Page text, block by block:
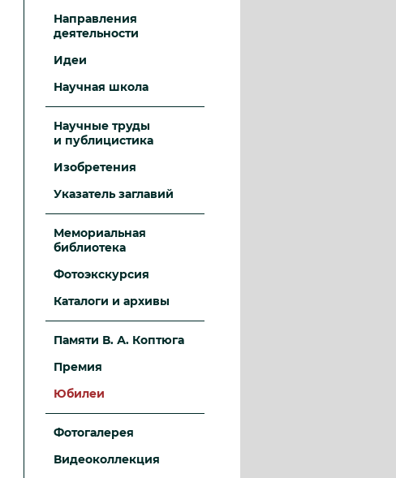
Направления
деятельности
Идеи
Научная школа
Научные труды
и публицистика
Изобретения
Указатель заглавий
Мемориальная
библиотека
Фотоэкскурсия
Каталоги и архивы
Памяти В. А. Коптюга
Премия
Юбилеи
Фотогалерея
Видеоколлекция